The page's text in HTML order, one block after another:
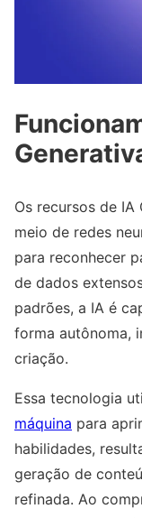
Os recursos de
meio de redes
para reconhecer
de dados
padrões, a IA é
forma autônoma,
criação.
Essa tecnologia
máquina para
habilidades,
geração de
refinada. Ao